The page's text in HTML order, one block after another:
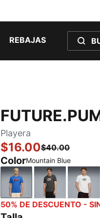
REBAJAS
Playera
$16.00$40.00
ColorMountain Blue
Mountain BlueDusky Gray
50% DE DESCUENTO -